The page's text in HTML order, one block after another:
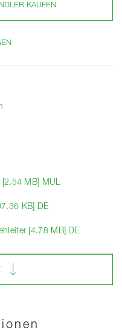
KAUFEN
MB] MUL
KB] DE
[4.78 MB] DE